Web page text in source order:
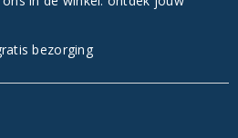
bezorging